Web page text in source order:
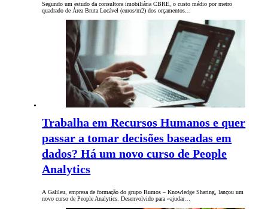
Segundo um estudo da consultora imobiliária CBRE, o custo médio por metro
quadrado de Área Bruta Locável (euros/m2) dos orçamentos…
Trabalha em Recursos Humanos e quer
passar a tomar decisões baseadas em
dados? Há um novo curso de People
Analytics
A Galileu, empresa de formação do grupo Rumos – Knowledge Sharing, lançou um
novo curso de People Analytics. Desenvolvido para «ajudar…